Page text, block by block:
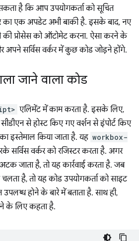
है कि आप उपयोगकर्ता को सूचित
का एक अपडेट अभी बाकी है. इसके बाद, नए
की प्रोसेस को ऑटोमेट करना. ऐसा करने के
सर्विस वर्कर में कुछ कोड जोड़ने होंगे.
जाने वाला कोड
एलिमेंट में काम करता है. इसके लिए,
से होस्ट किए गए वर्शन से इंपोर्ट किए
इस्तेमाल किया जाता है. यह workbox-
सर्विस वर्कर को रजिस्टर करता है. अगर
जाता है, तो यह कार्रवाई करता है. जब
चलता है, तो यह कोड उपयोगकर्ता को साइट
होने के बारे में बताता है. साथ ही,
के लिए कहता है.